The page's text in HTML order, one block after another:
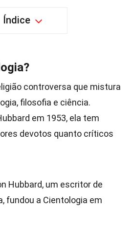
Índice
controversa que mistura
filosofia e ciência.
em 1953, ela tem
devotos quanto críticos
Hubbard, um escritor de
fundou a Cientologia em